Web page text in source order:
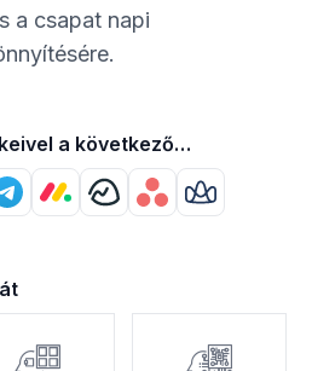
a csapat napi
a következő